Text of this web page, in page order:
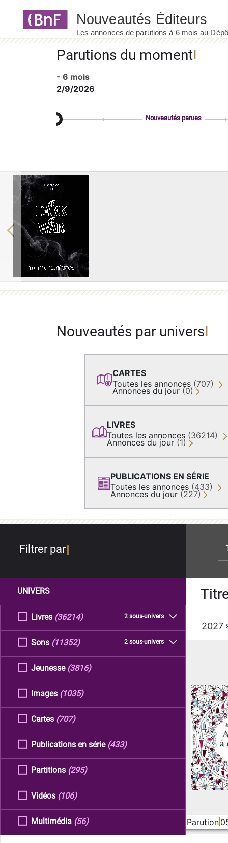
Parutions du moment
- 6 mois
2/9/2026
Nouveautés parues
Previous
Nouveautés par univers
CARTES
Toutes les annonces (707)
Annonces du jour (0)
LIVRES
Toutes les annonces (36214)
Annonces du jour (1)
PUBLICATIONS EN SÉRIE
Toutes les annonces (433)
Annonces du jour (227)
Filtrer par
UNIVERS
Livres 2 sous-univers
(36214)
Sons 2 sous-univers
(11352)
Jeunesse (3816)
Images (1035)
Cartes (707)
Publications en série (433)
Partitions (295)
Vidéos (106)
Multimédia (56)
2027
Parution